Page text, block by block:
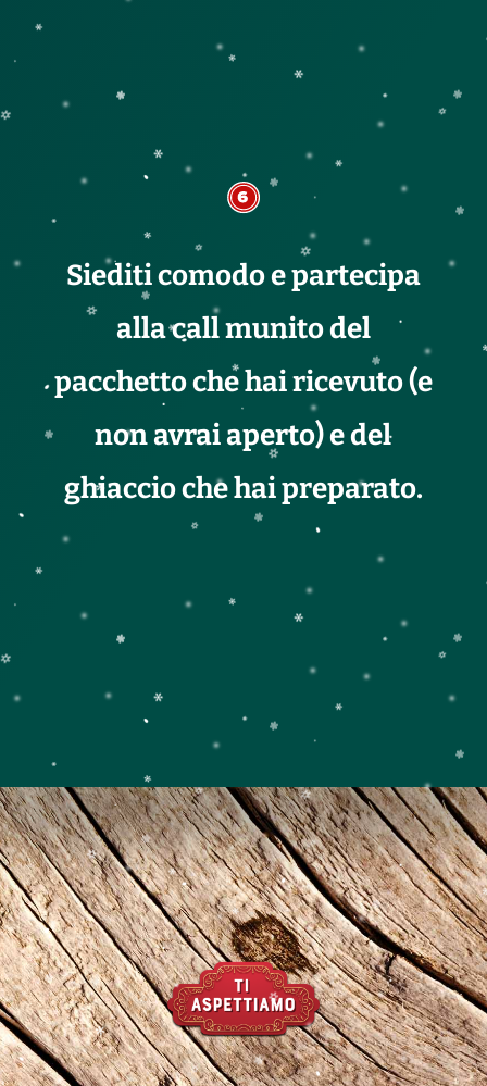
Siediti comodo e partecipa
alla call munito del
pacchetto che hai ricevuto (e
non avrai aperto) e del
ghiaccio che hai preparato.